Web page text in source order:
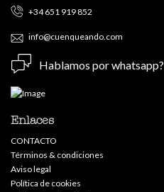
+34 651 919 852
info@cuenqueando.com
Hablamos por whatsapp?
Enlaces
CONTACTO
Términos & condiciones
Aviso legal
Política de cookies